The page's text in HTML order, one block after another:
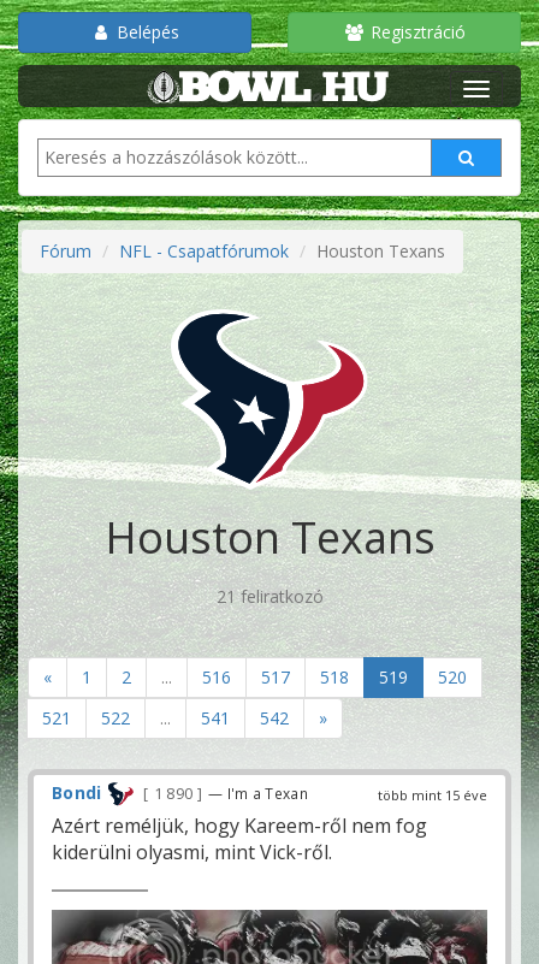
Belépés Regisztráció
Fórum NFL - Csapatfórumok Houston Texans
Houston Texans
21 feliratkozó
« 1 2 ... 516 517 518 519
520
521
522 ... 541 542 »
több mint 15 éve
Bondi 1 890 — I'm a Texan
Azért reméljük, hogy Kareem-ről nem fog
kiderülni olyasmi, mint Vick-ről.